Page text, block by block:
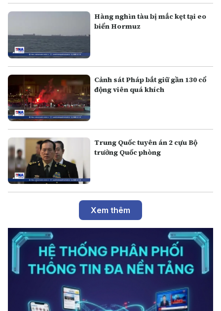
Hàng nghìn tàu bị mắc kẹt tại eo
biển Hormuz
Cảnh sát Pháp bắt giữ gần 130 cổ
động viên quá khích
Trung Quốc tuyên án 2 cựu Bộ
trưởng Quốc phòng
Xem thêm